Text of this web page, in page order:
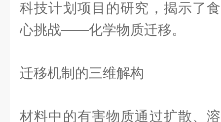
科技计划项目的研究，揭示了
心挑战——化学物质迁移。
迁移机制的三维解构
材料中的有害物质通过扩散、